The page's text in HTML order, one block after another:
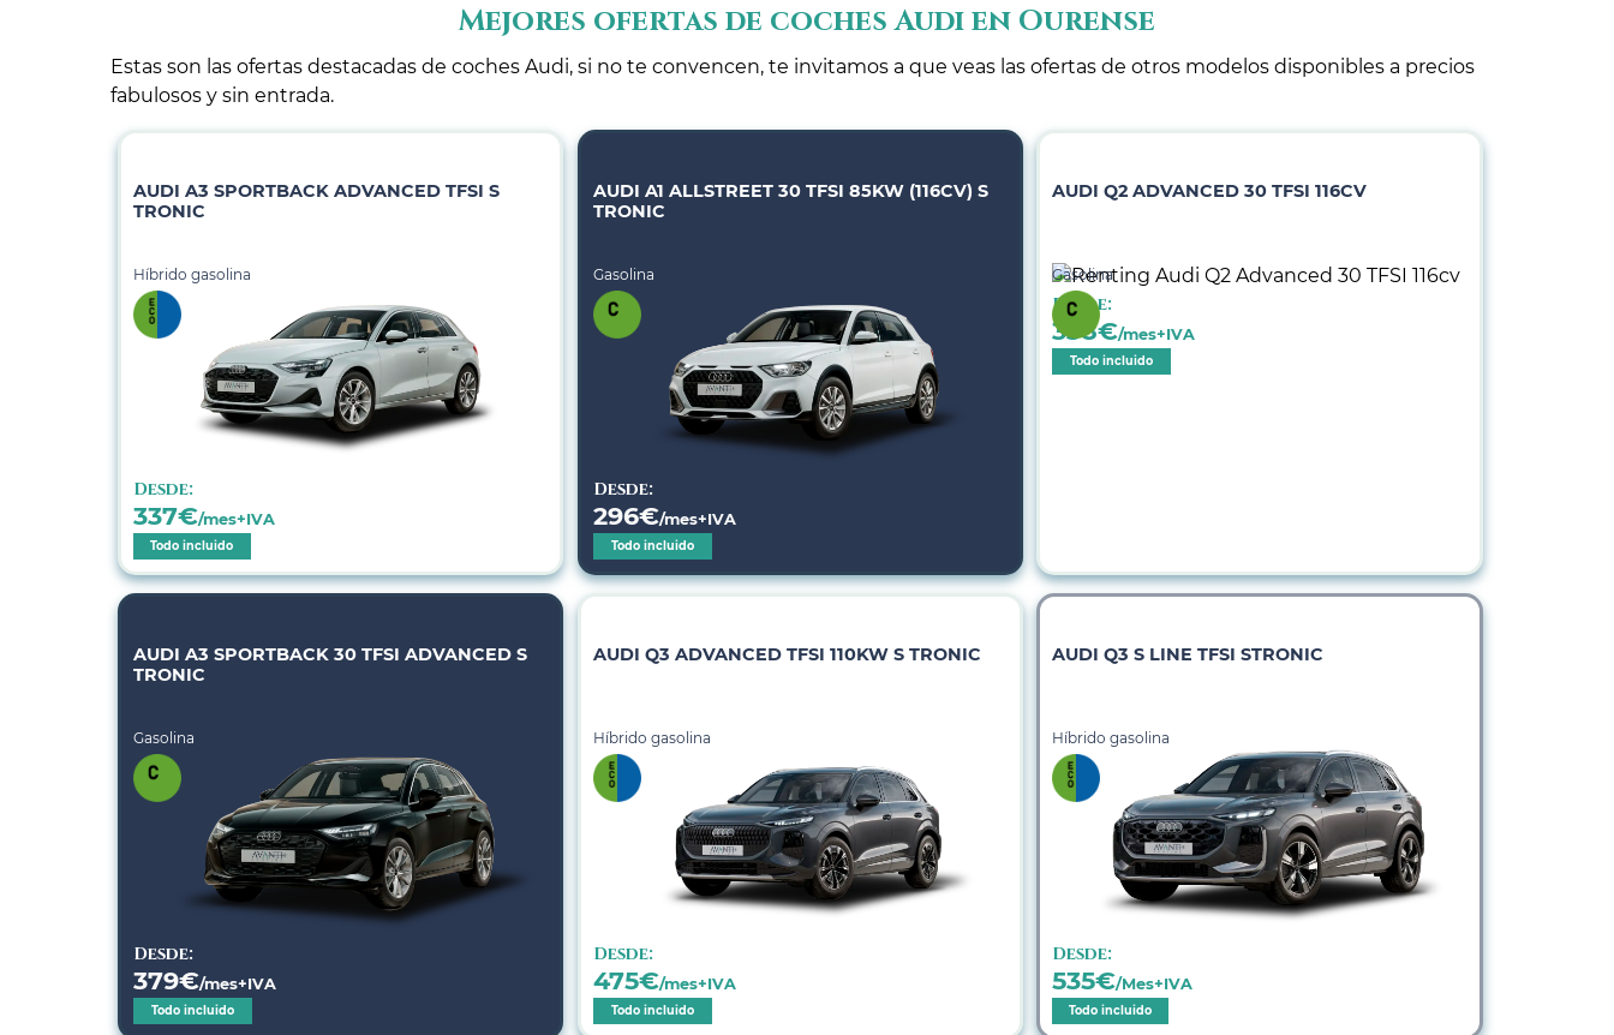
Mejores ofertas de coches Audi en Ourense
Estas son las ofertas destacadas de coches Audi, si no te convencen, te invitamos a que veas las ofertas de otros modelos disponibles a precios
fabulosos y sin entrada.
AUDI A3 SPORTBACK ADVANCED TFSI S
TRONIC
Híbrido gasolina
Desde:
337€/mes+IVA
Todo incluido
AUDI A1 ALLSTREET 30 TFSI 85KW (116CV) S
TRONIC
Gasolina
Desde:
296€/mes+IVA
Todo incluido
AUDI Q2 ADVANCED 30 TFSI 116CV
Gasolina
Desde:
338€/mes+IVA
Todo incluido
AUDI A3 SPORTBACK 30 TFSI ADVANCED S
TRONIC
Gasolina
Desde:
379€/mes+IVA
Todo incluido
AUDI Q3 ADVANCED TFSI 110KW S TRONIC
Híbrido gasolina
Desde:
475€/mes+IVA
Todo incluido
AUDI Q3 S LINE TFSI STRONIC
Híbrido gasolina
Desde:
535€/Mes+IVA
Todo incluido